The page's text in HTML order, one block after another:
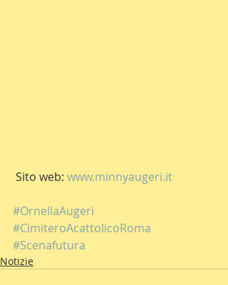
Sito web: www.minnyaugeri.it
#OrnellaAugeri
#CimiteroAcattolicoRoma
#Scenafutura
Notizie